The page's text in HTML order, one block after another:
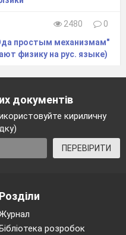
2480
0
простым механизмам"
физику на рус. языке)
документів
кириличну
ПЕРЕВІРИТИ
Розділи
розробок